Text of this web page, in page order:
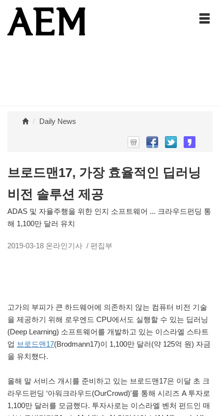
Daily News
브로드맨17, 가장 효율적인 딥러닝
비전 솔루션 제공
ADAS 및 자율주행을 위한 인지 소프트웨어 ... 크라우드펀딩 통
해 1,100만 달러 유치
2019-03-18 온라인기사 / 편집부
고가의 부피가 큰 하드웨어에 의존하지 않는 컴퓨터 비전 기술
을 제공하기 위해 로우엔드 CPU에서도 실행할 수 있는 딥러닝
(Deep Learning) 소프트웨어를 개발하고 있는 이스라엘 스타트
업 브로드맨17(Brodmann17)이 1,100만 달러(약 125억 원) 자금
을 유치했다.
올해 말 서비스 개시를 준비하고 있는 브로드맨17은 이달 초 크
라우드펀딩 ‘아워크라우드(OurCrowd)’를 통해 시리즈 A 투자로
1,100만 달러를 모금했다. 투자사로는 이스라엘 벤처 펀드인 매